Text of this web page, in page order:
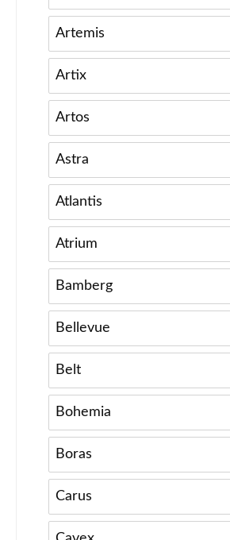
Artemis
Artix
Artos
Astra
Atlantis
Atrium
Bamberg
Bellevue
Belt
Bohemia
Boras
Carus